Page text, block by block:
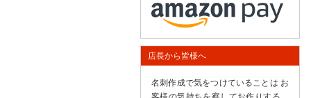
店長から皆様へ
名刺作成で気をつけていることは お